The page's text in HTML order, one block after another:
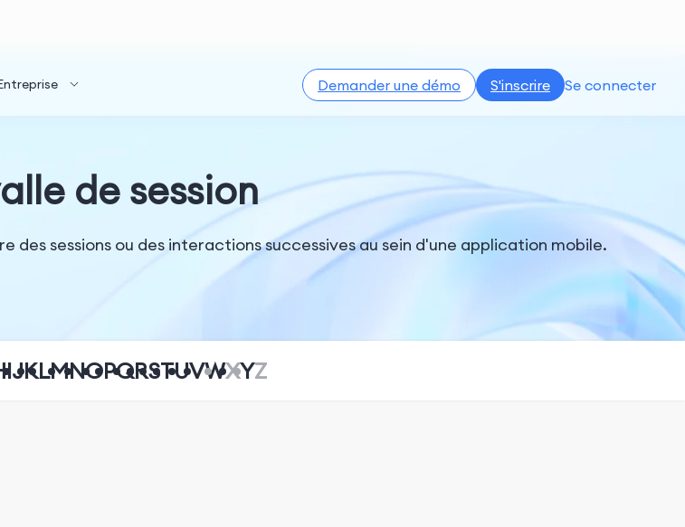
Demander une démo S'inscrire Se connecter
de session
sessions ou des interactions successives au sein d'une application mobile.
IJKLMNOPQRSTUVWXYZ